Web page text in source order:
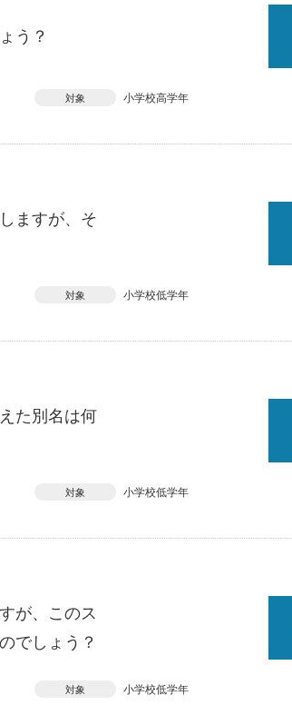
う？
対象 小学校高学年
ますが、そ
対象 小学校低学年
た別名は何
対象 小学校低学年
が、このス
でしょう？
対象 小学校低学年